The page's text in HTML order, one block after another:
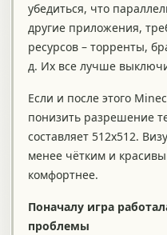
убедиться, что
другие приложения,
ресурсов – торренты,
д. Их все лучше
Если и после этого
понизить разрешение
составляет 512х512.
менее чётким и
комфортнее.
Поначалу игра
проблемы